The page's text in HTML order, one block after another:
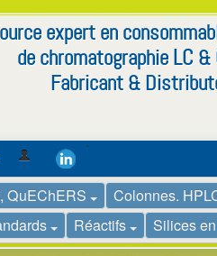
expert en
de chromatographie LC &
Fabricant &
`
QuEChERS
Colonnes.
Réactifs Silices